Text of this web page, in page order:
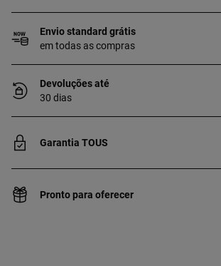
Envio standard grátis
em todas as compras
Devoluções até
30 dias
Garantia TOUS
Pronto para oferecer